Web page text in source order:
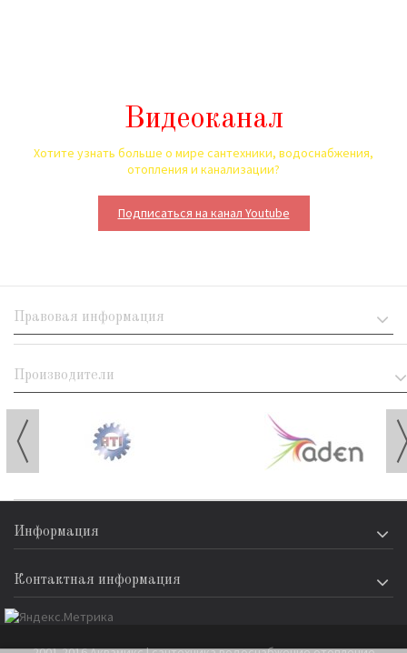
Видеоканал
Хотите узнать больше о мире сантехники, водоснабжения,
отопления и канализации?
Подписаться на канал Youtube
Правовая информация
Производители
Информация
Контактная информация